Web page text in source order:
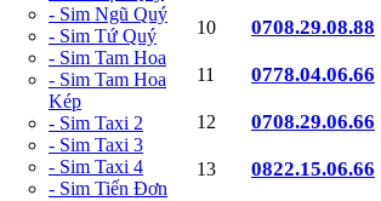
- Sim Ngũ Quý
- Sim Tứ Quý
- Sim Tam Hoa
- Sim Tam Hoa
Kép
- Sim Taxi 2
- Sim Taxi 3
- Sim Taxi 4
- Sim Tiến Đơn
10
0708.29.08.88
11
0778.04.06.66
12
0708.29.06.66
13
0822.15.06.66